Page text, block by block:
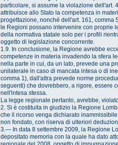
particolare, si assume la violazione dell'art.
attribuisce allo Stato la competenza in
progettazione, nonché dell'art. 161, comma
le Regioni possano intervenire con proprie
della normativa statale solo per i profili
oggetto di legislazione concorrente.
1.9. In conclusione, la Regione avrebbe
competenze in materia invadendo la sfera
nella parte in cui, da un lato, prevede una
unilaterale in caso di mancata intesa o di
comma 1), dall'altra prevede norme
seguenti) che dovrebbero, a rigore, essere
nell'intesa stessa.
La legge regionale pertanto, avrebbe,
2. Si è costituita in giudizio la Regione
che il ricorso venga dichiarato
non fondato, con riserva di ulteriori
3.― In data 8 settembre 2009, la Regione
depositato memoria con la quale ha dato